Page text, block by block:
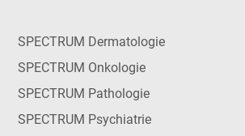
SPECTRUM Dermatologie
SPECTRUM Onkologie
SPECTRUM Pathologie
SPECTRUM Psychiatrie